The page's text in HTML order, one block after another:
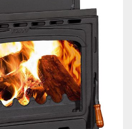
Ελληνικά English